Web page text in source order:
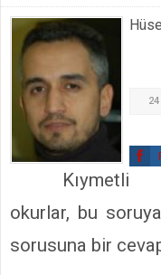
Kıymetli
okurlar, bu
sorusuna bir